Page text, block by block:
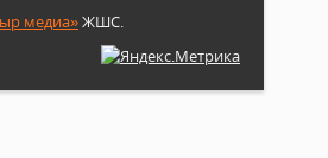
медиа»ЖШС.